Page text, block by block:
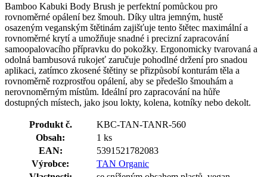
Bamboo Kabuki Body Brush je perfektní pomůckou pro
rovnoměrné opálení bez šmouh. Díky ultra jemným, hustě
osazeným veganským štětinám zajišťuje tento štětec maximální a
rovnoměrné krytí a umožňuje snadné i precizní zapracování
samoopalovacího přípravku do pokožky. Ergonomicky tvarovaná a
odolná bambusová rukojeť zaručuje pohodlné držení pro snadou
aplikaci, zatímco zkosené štětiny se přizpůsobí konturám těla a
rovnoměrně rozprostřou opálení, aby se předešlo šmouhám a
nerovnoměrným místům. Ideální pro zapracování na hůře
dostupných místech, jako jsou lokty, kolena, kotníky nebo dekolt.
Produkt č.
KBC-TAN-TANR-560
Obsah:
1 ks
EAN:
5391521782083
Výrobce:
TAN Organic